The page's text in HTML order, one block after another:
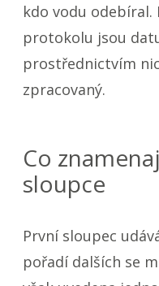
kdo vodu
protokolu jsou
prostřednictvím
zpracovaný.
Co
sloupce
První sloupec
pořadí dalších se